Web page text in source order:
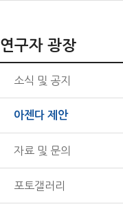
연구자 광장
소식 및 공지
아젠다 제안
자료 및 문의
포토갤러리